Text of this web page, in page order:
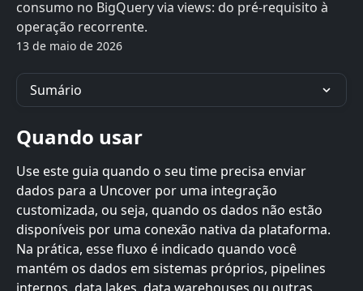
consumo no BigQuery via views: do pré-requisito à
operação recorrente.
13 de maio de 2026
Sumário
Quando usar
Use este guia quando o seu time precisa enviar
dados para a Uncover por uma integração
customizada, ou seja, quando os dados não estão
disponíveis por uma conexão nativa da plataforma.
Na prática, esse fluxo é indicado quando você
mantém os dados em sistemas próprios, pipelines